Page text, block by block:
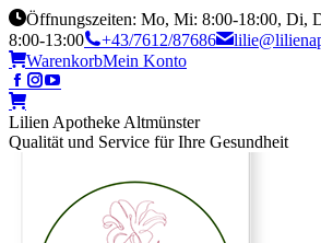
Öffnungszeiten: Mo, Mi: 8:00-18:00, Di,
8:00-13:00
+43/7612/87686
WarenkorbMein Konto
Lilien Apotheke Altmünster
Qualität und Service für Ihre Gesundheit